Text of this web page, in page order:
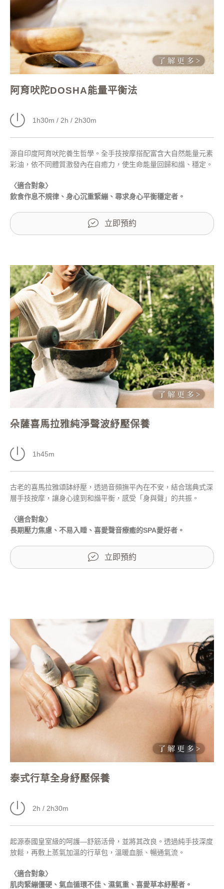
阿育吠陀DOSHA能量平衡法
1h30m / 2h / 2h30m
源自印度阿育吠陀養生哲學。全手技按摩搭配富含大自然能量元素
彩油，依不同體質激發內在自癒力，使生命能量回歸和諧、穩定。
〈適合對象〉
飲食作息不規律、身心沉重緊繃、尋求身心平衡穩定者。
立即預約
朵薩喜馬拉雅純淨聲波紓壓保養
1h45m
古老的喜馬拉雅頌缽紓壓，透過音頻撫平內在不安，結合瑞典式深
層手技按摩，讓身心達到和諧平衡，感受「身與聲」的共振。
〈適合對象〉
長期壓力焦慮、不易入睡、喜愛聲音療癒的SPA愛好者。
立即預約
泰式行草全身紓壓保養
2h / 2h30m
起源泰國皇室級的呵護—舒筋活骨，並將其改良。透過純手技深度
放鬆，再敷上蒸氣加溫的行草包，溫暖血脈、暢通氣流。
〈適合對象〉
肌肉緊繃僵硬、氣血循環不佳、濕氣重、喜愛草本紓壓者。